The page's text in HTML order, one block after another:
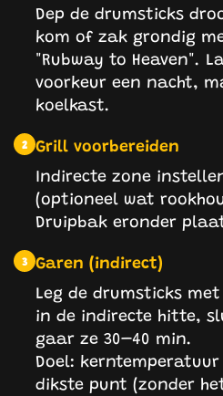
Dep de drumsticks
kom of zak grondig
"Rubway to Heaven".
voorkeur een nacht,
koelkast.
2 Grill voorbereiden
Indirecte zone
(optioneel wat
Druipbak eronder
3 Garen (indirect)
Leg de drumsticks
in de indirecte hitte,
gaar ze 30–40 min.
Doel: kerntemperatuur
dikste punt (zonder